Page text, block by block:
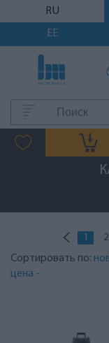
RU
EE
1 2
Сортировать по:
цена -